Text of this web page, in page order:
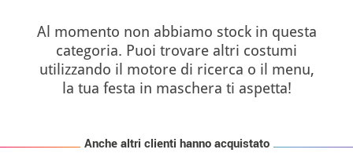
Al momento non abbiamo stock in questa
categoria. Puoi trovare altri costumi
utilizzando il motore di ricerca o il menu,
la tua festa in maschera ti aspetta!
Anche altri clienti hanno acquistato